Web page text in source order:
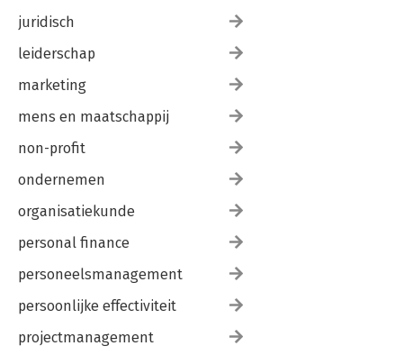
juridisch
leiderschap
marketing
mens en maatschappij
non-profit
ondernemen
organisatiekunde
personal finance
personeelsmanagement
persoonlijke effectiviteit
projectmanagement